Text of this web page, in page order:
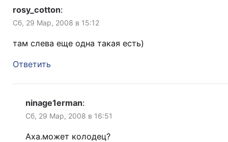
rosy_cotton:
Сб, 29 Мар, 2008 в 15:12
там слева еще одна такая есть)
Ответить
ninage1erman:
Сб, 29 Мар, 2008 в 16:51
Аха.может колодец?